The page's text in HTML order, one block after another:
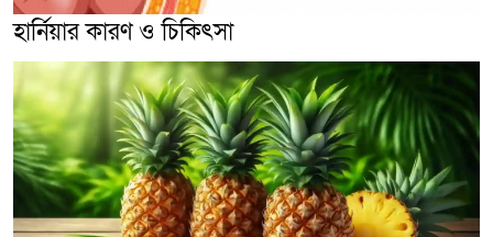
হার্নিয়ার কারণ ও চিকিৎসা